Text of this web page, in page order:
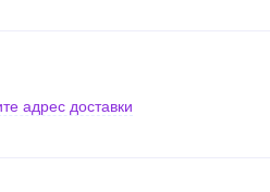
адрес доставки